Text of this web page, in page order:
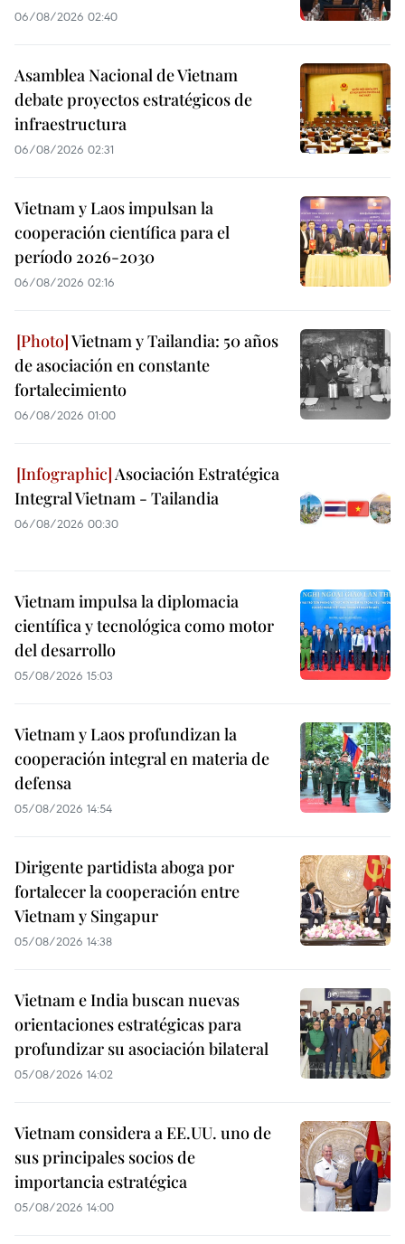
06/08/2026 02:40
Asamblea Nacional de Vietnam
debate proyectos estratégicos de
infraestructura
06/08/2026 02:31
Vietnam y Laos impulsan la
cooperación científica para el
período 2026-2030
06/08/2026 02:16
Vietnam y Tailandia: 50 años
de asociación en constante
fortalecimiento
06/08/2026 01:00
Asociación Estratégica
Integral Vietnam - Tailandia
06/08/2026 00:30
Vietnam impulsa la diplomacia
científica y tecnológica como motor
del desarrollo
05/08/2026 15:03
Vietnam y Laos profundizan la
cooperación integral en materia de
defensa
05/08/2026 14:54
Dirigente partidista aboga por
fortalecer la cooperación entre
Vietnam y Singapur
05/08/2026 14:38
Vietnam e India buscan nuevas
orientaciones estratégicas para
profundizar su asociación bilateral
05/08/2026 14:02
Vietnam considera a EE.UU. uno de
sus principales socios de
importancia estratégica
05/08/2026 14:00